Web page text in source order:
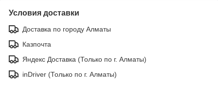
Условия доставки
Доставка по городу Алматы
Казпочта
Яндекс Доставка (Только по г. Алматы)
inDriver (Только по г. Алматы)